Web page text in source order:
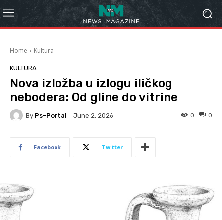
Home Kultura
KULTURA
Nova izložba u izlogu iličkog
nebodera: Od gline do vitrine
By Ps-Portal June 2, 2026 0
0
Facebook Twitter